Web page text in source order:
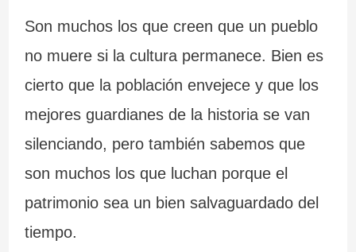
Son muchos los que creen que un pueblo
no muere si la cultura permanece. Bien es
cierto que la población envejece y que los
mejores guardianes de la historia se van
silenciando, pero también sabemos que
son muchos los que luchan porque el
patrimonio sea un bien salvaguardado del
tiempo.